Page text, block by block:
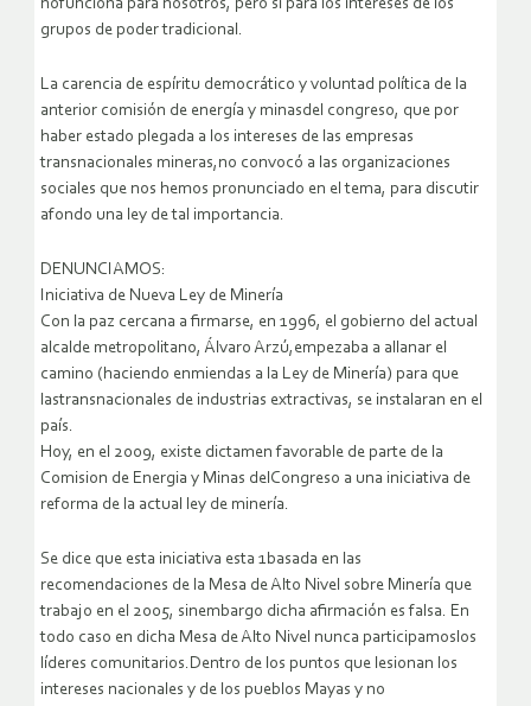
nofunciona para nosotros, pero sí para los intereses de los
grupos de poder tradicional.
La carencia de espíritu democrático y voluntad política de la
anterior comisión de energía y minasdel congreso, que por
haber estado plegada a los intereses de las empresas
transnacionales mineras,no convocó a las organizaciones
sociales que nos hemos pronunciado en el tema, para discutir
afondo una ley de tal importancia.
DENUNCIAMOS:
Iniciativa de Nueva Ley de Minería
Con la paz cercana a firmarse, en 1996, el gobierno del actual
alcalde metropolitano, Álvaro Arzú,empezaba a allanar el
camino (haciendo enmiendas a la Ley de Minería) para que
lastransnacionales de industrias extractivas, se instalaran en el
país.
Hoy, en el 2009, existe dictamen favorable de parte de la
Comision de Energia y Minas delCongreso a una iniciativa de
reforma de la actual ley de minería.
Se dice que esta iniciativa esta 1basada en las
recomendaciones de la Mesa de Alto Nivel sobre Minería que
trabajo en el 2005, sinembargo dicha afirmación es falsa. En
todo caso en dicha Mesa de Alto Nivel nunca participamoslos
líderes comunitarios.Dentro de los puntos que lesionan los
intereses nacionales y de los pueblos Mayas y no